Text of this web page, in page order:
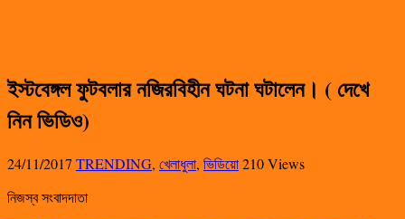
ইস্টবেঙ্গল ফুটবলার নজিরবিহীন ঘটনা ঘটালেন। ( দেখে
নিন ভিডিও)
24/11/2017 TRENDING, খেলাধুলা, ভিডিয়ো210 Views
নিজস্ব সংবাদদাতা